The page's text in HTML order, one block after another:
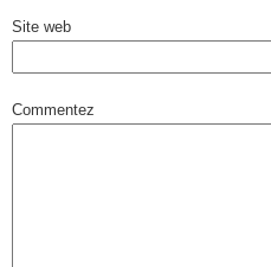
Site web
Commentez